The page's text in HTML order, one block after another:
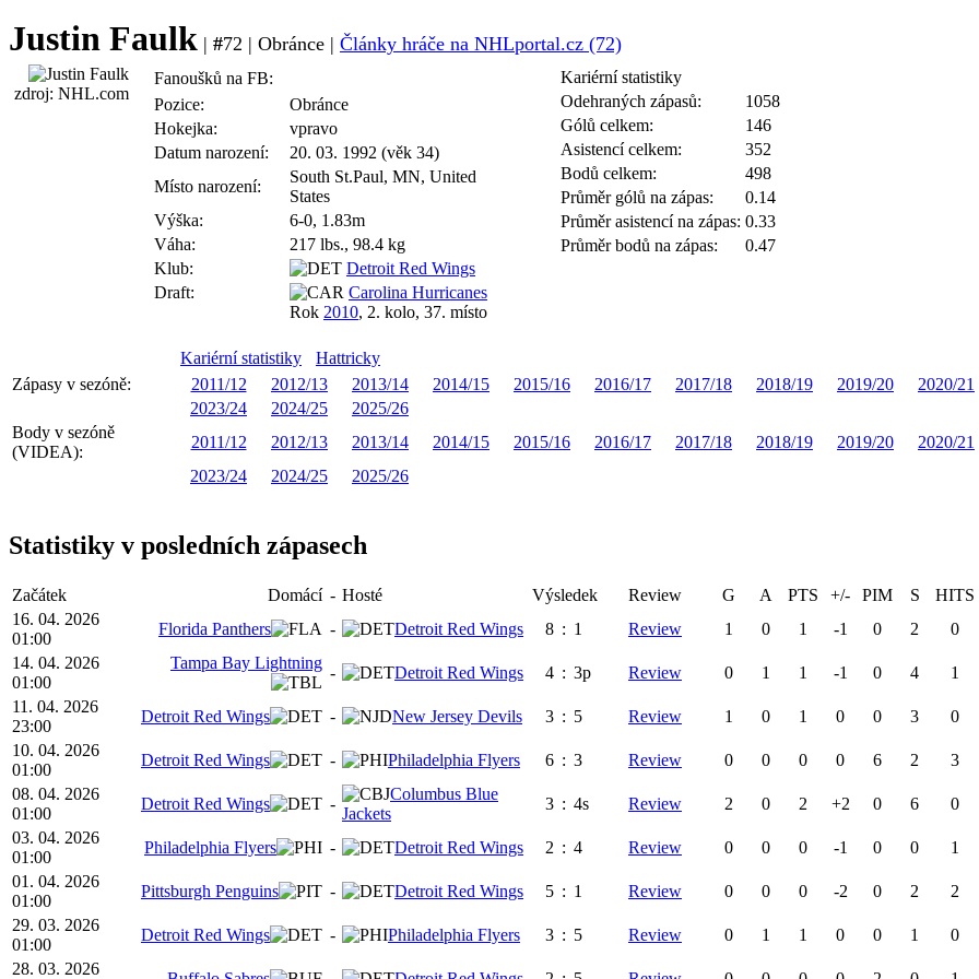
Justin Faulk | #72 | Obránce | Články hráče na NHLportal.cz (72)
zdroj: NHL.com
Fanoušků na FB:
Pozice:
Obránce
Hokejka:
vpravo
Datum narození:
20. 03. 1992 (věk 34)
Místo narození:
South St.Paul, MN, United
States
Výška:
6-0, 1.83m
Váha:
217 lbs., 98.4 kg
Klub:
Detroit Red Wings
Draft:
Carolina Hurricanes
Rok 2010, 2. kolo, 37. místo
Kariérní statistiky
Odehraných zápasů:
1058
Gólů celkem:
146
Asistencí celkem:
352
Bodů celkem:
498
Průměr gólů na zápas:
0.14
Průměr asistencí na zápas: 0.33
Průměr bodů na zápas:
0.47
Kariérní statistiky
Hattricky
Zápasy v sezóně:
2011/12 2012/13 2013/14 2014/15 2015/16 2016/17 2017/18 2018/19 2019/20 2020/21
2023/24
2024/25
2025/26
Body v sezóně
(VIDEA):
2011/12 2012/13 2013/14 2014/15 2015/16 2016/17 2017/18 2018/19 2019/20 2020/21
2023/24
2024/25 2025/26
Statistiky v posledních zápasech
Začátek Domácí - Hosté Výsledek Review G A PTS +/- PIM S HITS
16. 04. 2026
01:00
Florida Panthers - Detroit Red Wings 8 : 1 Review 1 0 1 -1 0 2 0
14. 04. 2026
01:00
Tampa Bay Lightning
- Detroit Red Wings 4 : 3p Review 0 1 1 -1 0 4 1
11. 04. 2026
23:00
Detroit Red Wings - New Jersey Devils 3 : 5 Review 1 0 1 0 0 3 0
10. 04. 2026
01:00
Detroit Red Wings - Philadelphia Flyers 6 : 3 Review 0 0 0 0 6 2 3
08. 04. 2026
01:00
Detroit Red Wings -
Columbus Blue
Jackets
3 : 4s Review 2 0 2 +2 0 6 0
03. 04. 2026
01:00
Philadelphia Flyers - Detroit Red Wings 2 : 4 Review 0 0 0 -1 0 0 1
01. 04. 2026
01:00
Pittsburgh Penguins - Detroit Red Wings 5 : 1 Review 0 0 0 -2 0 2 2
29. 03. 2026
01:00
Detroit Red Wings - Philadelphia Flyers 3 : 5 Review 0 1 1 0 0 1 0
28. 03. 2026